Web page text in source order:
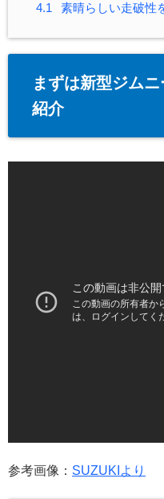
4.1 素晴らしい走破性
まずは新型ジム
紹介
参考画像： SUZUKIより